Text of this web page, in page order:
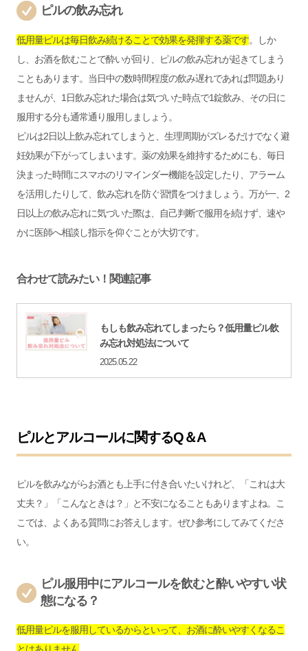
ピルの飲み忘れ
低用量ピルは毎日飲み続けることで効果を発揮する薬です。しか
し、お酒を飲むことで酔いが回り、ピルの飲み忘れが起きてしまう
こともあります。当日中の数時間程度の飲み遅れであれば問題あり
ませんが、1日飲み忘れた場合は気づいた時点で1錠飲み、その日に
服用する分も通常通り服用しましょう。
ピルは2日以上飲み忘れてしまうと、生理周期がズレるだけでなく避
妊効果が下がってしまいます。薬の効果を維持するためにも、毎日
決まった時間にスマホのリマインダー機能を設定したり、アラーム
を活用したりして、飲み忘れを防ぐ習慣をつけましょう。万が一、2
日以上の飲み忘れに気づいた際は、自己判断で服用を続けず、速や
かに医師へ相談し指示を仰ぐことが大切です。
合わせて読みたい！関連記事
もしも飲み忘れてしまったら？低用量ピル飲
み忘れ対処法について
2025.05.22
ピルとアルコールに関するQ＆A
ピルを飲みながらお酒とも上手に付き合いたいけれど、「これは大
丈夫？」「こんなときは？」と不安になることもありますよね。こ
こでは、よくある質問にお答えします。ぜひ参考にしてみてくださ
い。
ピル服用中にアルコールを飲むと酔いやすい状
態になる？
低用量ピルを服用しているからといって、お酒に酔いやすくなるこ
とはありません